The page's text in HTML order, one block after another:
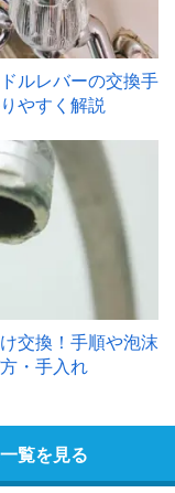
ルレバーの交換手
やすく解説
交換！手順や泡沫
・手入れ
覧を見る